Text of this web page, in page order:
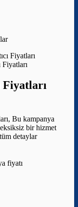
Fiyatları
Bu kampanya
eksiksiz bir hizmet
detaylar
fiyatı